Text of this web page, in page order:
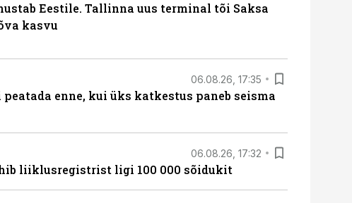
Eestile. Tallinna uus terminal tõi Saksa
kasvu
06.08.26, 17:35
enne, kui üks katkestus paneb seisma
06.08.26, 17:32
liiklusregistrist ligi 100 000 sõidukit